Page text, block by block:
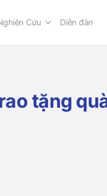
Cứu Diễn đàn
tặng